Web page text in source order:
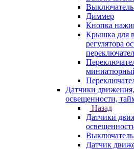
Диммер
Кнопка
Крышка для
регулятора
Датчики
освещенности,
Назад
Датчики
Датчик